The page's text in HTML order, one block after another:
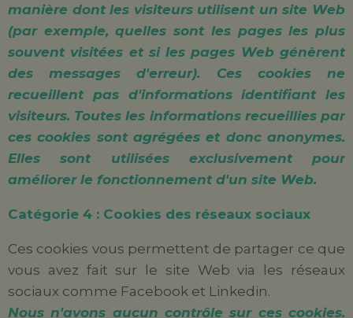
manière dont les visiteurs utilisent un site Web
(par exemple, quelles sont les pages les plus
souvent visitées et si les pages Web génèrent
des messages d'erreur). Ces cookies ne
recueillent pas d'informations identifiant les
visiteurs. Toutes les informations recueillies par
ces cookies sont agrégées et donc anonymes.
Elles sont utilisées exclusivement pour
améliorer le fonctionnement d'un site Web.
Catégorie 4 : Cookies des réseaux sociaux
Ces cookies vous permettent de partager ce que
vous avez fait sur le site Web via les réseaux
sociaux comme Facebook et Linkedin.
Nous n'avons aucun contrôle sur ces cookies.